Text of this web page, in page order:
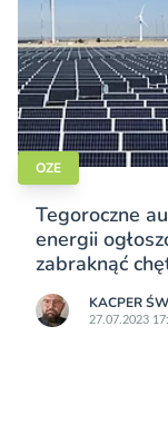
OZE
Tegoroczne
energii
zabraknąć
KACPER
27.07.2023